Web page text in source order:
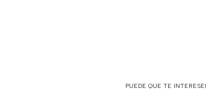
PUEDE QUE TE